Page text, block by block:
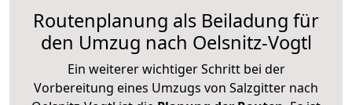
Routenplanung als Beiladung für
den Umzug nach Oelsnitz-Vogtl
Ein weiterer wichtiger Schritt bei der
Vorbereitung eines Umzugs von Salzgitter nach